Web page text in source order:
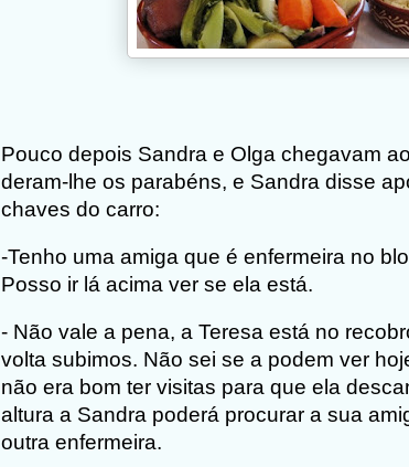
Pouco depois Sandra e Olga chegavam
deram-lhe os parabéns, e Sandra disse
chaves do carro:
-Tenho uma amiga que é enfermeira no
Posso ir lá acima ver se ela está.
- Não vale a pena, a Teresa está no
volta subimos. Não sei se a podem ver
não era bom ter visitas para que ela
altura a Sandra poderá procurar a sua
outra enfermeira.